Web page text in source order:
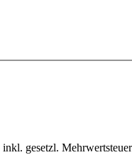
gesetzl.